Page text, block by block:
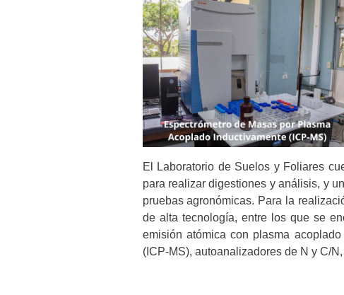
El Laboratorio de Suelos y Foliares
para realizar digestiones y análisis, y
pruebas agronómicas. Para la
de alta tecnología, entre los que se
emisión atómica con plasma
(ICP-MS), autoanalizadores de N y C/